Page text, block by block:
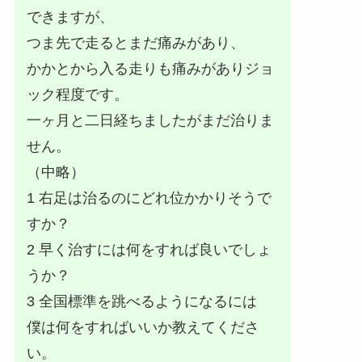
できますが、
つま先で走るとまだ痛みがあり、
かかとから入る走りも痛みがありジョ
ック程度です。
一ヶ月と二日経ちましたがまだ治りま
せん。
（中略）
1 右足は治るのにどれ位かかりそうで
すか？
2 早く治すには何をすれば良いでしょ
うか？
3 全国標準を跳べるようになるには
僕は何をすればいいか教えてくださ
い。